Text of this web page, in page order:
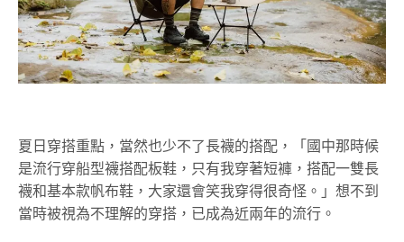
夏日穿搭重點，當然也少不了長襪的搭配，「國中那時候
是流行穿船型襪搭配板鞋，只有我穿著短褲，搭配一雙長
襪和基本款帆布鞋，大家還會笑我穿得很奇怪。」想不到
當時被視為不理解的穿搭，已成為近兩年的流行。